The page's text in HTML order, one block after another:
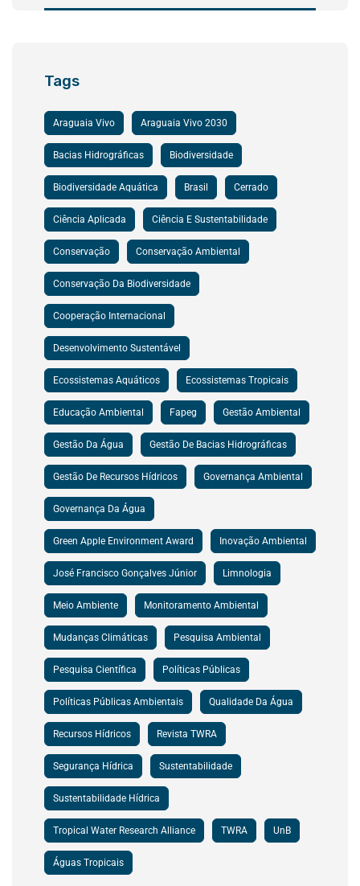
Tags
Araguaia Vivo Araguaia Vivo 2030
Bacias Hidrográficas Biodiversidade
Biodiversidade Aquática Brasil Cerrado
Ciência Aplicada Ciência E Sustentabilidade
Conservação Conservação Ambiental
Conservação Da Biodiversidade
Cooperação Internacional
Desenvolvimento Sustentável
Ecossistemas Aquáticos Ecossistemas Tropicais
Educação Ambiental Fapeg Gestão Ambiental
Gestão Da Água Gestão De Bacias Hidrográficas
Gestão De Recursos Hídricos Governança Ambiental
Governança Da Água
Green Apple Environment Award Inovação Ambiental
José Francisco Gonçalves Júnior Limnologia
Meio Ambiente Monitoramento Ambiental
Mudanças Climáticas Pesquisa Ambiental
Pesquisa Científica Políticas Públicas
Políticas Públicas Ambientais Qualidade Da Água
Recursos Hídricos Revista TWRA
Segurança Hídrica Sustentabilidade
Sustentabilidade Hídrica
Tropical Water Research Alliance TWRA UnB
Águas Tropicais